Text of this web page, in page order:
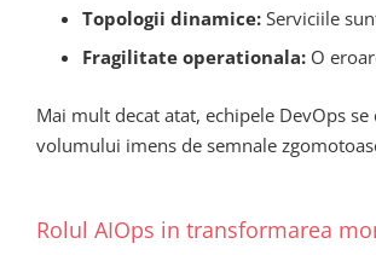
Topologii dinamice:Serviciile
Fragilitate operationala:O
Mai mult decat atat, echipele DevOps
volumului imens de semnale
Rolul AIOps in transformarea